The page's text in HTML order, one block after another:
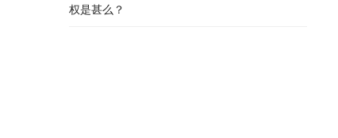
权是甚么？